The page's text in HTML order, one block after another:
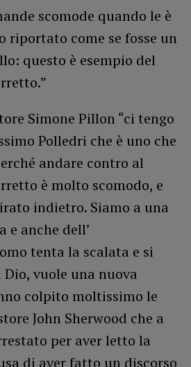
scomode quando le è
riportato come se fosse un
questo è esempio del
Simone Pillon “ci tengo
Polledri che è uno che
andare contro al
è molto scomodo, e
indietro. Siamo a una
e anche dell’
tenta la scalata e si
vuole una nuova
colpito moltissimo le
John Sherwood che a
per aver letto la
di aver fatto un discorso